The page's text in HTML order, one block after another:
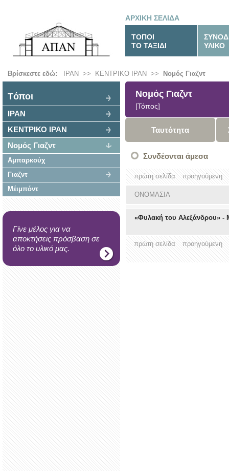
ΑΡΧΙΚΗ ΣΕΛΙΔΑ
ΤΟΠΟΙ
ΤΟ ΤΑΞΙΔΙ
ΥΛΙΚΟ
Βρίσκεστε εδώ: ΙΡΑΝ >> ΚΕΝΤΡΙΚΟ ΙΡΑΝ >> Νομός Γιαζντ
Tόποι
ΙΡΑΝ
ΚΕΝΤΡΙΚΟ ΙΡΑΝ
Νομός Γιαζντ
Αμπαρκούχ
Γιαζντ
Μέιμπόντ
Γίνε μέλος για να
αποκτήσεις πρόσβαση σε
όλο το υλικό μας.
Νομός Γιαζντ
[Τόπος]
Ταυτότητα
Συνδέονται άμεσα
πρώτη σελίδα προηγούμενη
ΟΝΟΜΑΣΙΑ
«Φυλακή του Αλεξάνδρου» -
πρώτη σελίδα προηγούμενη